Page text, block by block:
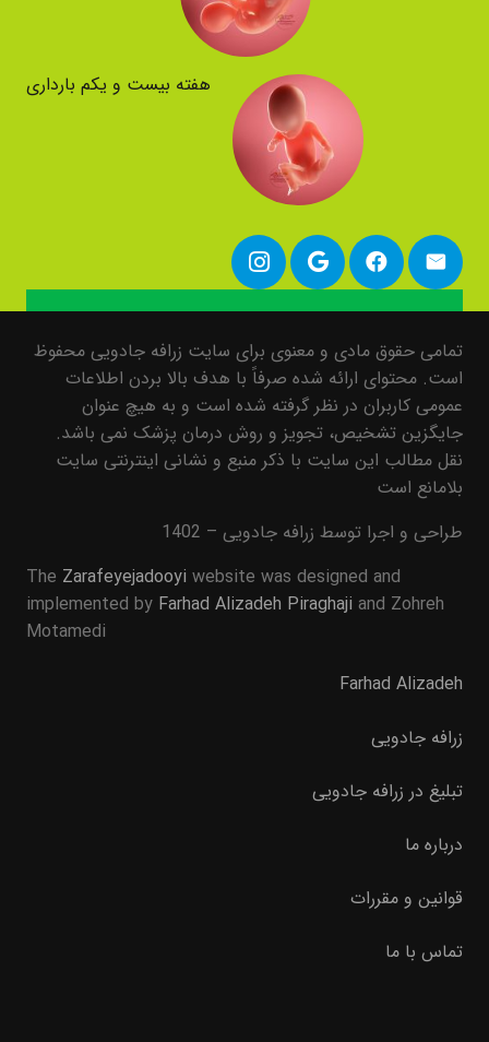
هفته بیست و یکم بارداری
تمامی حقوق مادی و معنوی برای سایت زرافه جادویی محفوظ
است. محتوای ارائه شده صرفاً با هدف بالا بردن اطلاعات
عمومی کاربران در نظر گرفته شده است و به هیچ عنوان
جایگزین تشخیص، تجویز و روش درمان پزشک نمی باشد.
نقل مطالب این سایت با ذکر منبع و نشانی اینترنتی سایت
بلامانع است
طراحی و اجرا توسط زرافه جادویی – 1402
The Zarafeyejadooyi website was designed and
implemented by Farhad Alizadeh Piraghaji and Zohreh
Motamedi
Farhad Alizadeh
زرافه جادویی
تبلیغ در زرافه جادویی
درباره ما
قوانین و مقررات
تماس با ما